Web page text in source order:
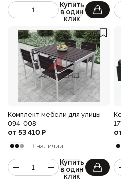
Купить
в один
клик
Комплект мебели для улицы
094-008
от 53 410₽
В наличии
Купить
в один
клик